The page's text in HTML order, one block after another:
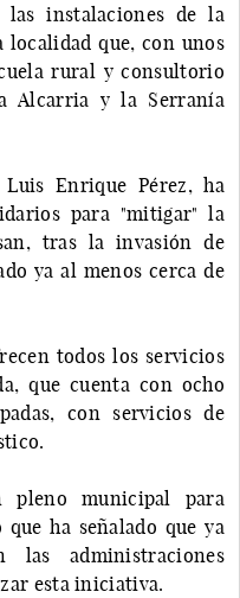
las instalaciones de la
que, con unos
rural y consultorio
Alcarria y la Serranía
Enrique Pérez, ha
para "mitigar" la
tras la invasión de
ya al menos cerca de
todos los servicios
que cuenta con ocho
con servicios de
pleno municipal para
ha señalado que ya
las administraciones
esta iniciativa.